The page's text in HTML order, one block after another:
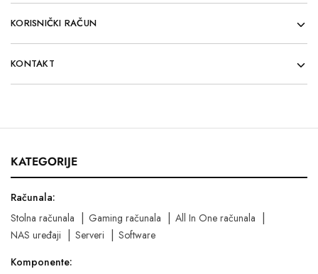
KORISNIČKI RAČUN
KONTAKT
KATEGORIJE
Računala:
Stolna računala
Gaming računala
All In One računala
NAS uređaji
Serveri
Software
Komponente: